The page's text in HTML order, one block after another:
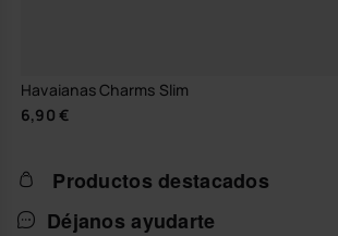
Havaianas Charms Slim
6,90 €
Productos destacados
Déjanos ayudarte